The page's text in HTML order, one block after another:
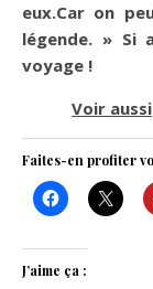
eux.Car on
légende. » Si
voyage !
Voir aussi
Faites-en profiter
J’aime ça :